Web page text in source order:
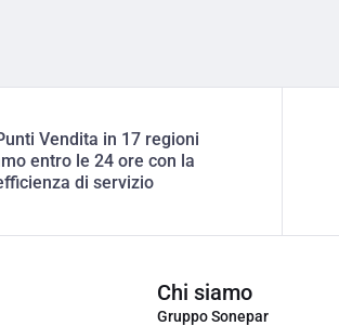
Vendita in 17 regioni
entro le 24 ore con la
di servizio
Chi siamo
Gruppo Sonepar